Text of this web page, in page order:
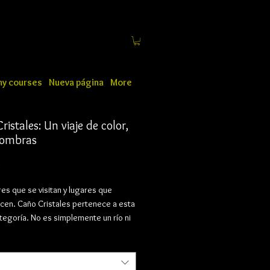
courses Nueva página More
Un viaje de color,
que se visitan y lugares que
Caño Cristales pertenece a esta
No es simplemente un río ni
capaz de transformar la
que observamos el paisaje. En sus